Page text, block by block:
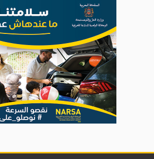
s'éveille !
Ayta World Tour à Rabat (
En Concert Exclusif à Tanger :
Cet été !
son nouveau spectacle
Rabat